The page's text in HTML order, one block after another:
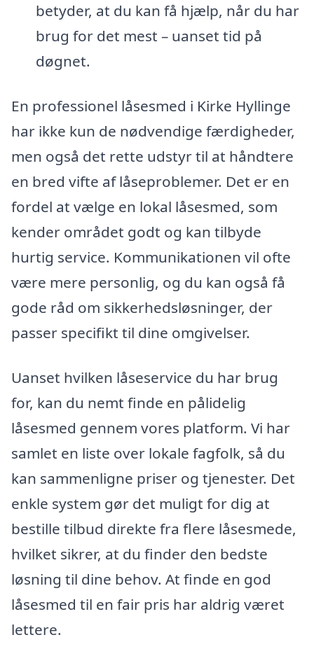
betyder, at du kan få hjælp, når du har
brug for det mest – uanset tid på
døgnet.
En professionel låsesmed i Kirke Hyllinge
har ikke kun de nødvendige færdigheder,
men også det rette udstyr til at håndtere
en bred vifte af låseproblemer. Det er en
fordel at vælge en lokal låsesmed, som
kender området godt og kan tilbyde
hurtig service. Kommunikationen vil ofte
være mere personlig, og du kan også få
gode råd om sikkerhedsløsninger, der
passer specifikt til dine omgivelser.
Uanset hvilken låseservice du har brug
for, kan du nemt finde en pålidelig
låsesmed gennem vores platform. Vi har
samlet en liste over lokale fagfolk, så du
kan sammenligne priser og tjenester. Det
enkle system gør det muligt for dig at
bestille tilbud direkte fra flere låsesmede,
hvilket sikrer, at du finder den bedste
løsning til dine behov. At finde en god
låsesmed til en fair pris har aldrig været
lettere.